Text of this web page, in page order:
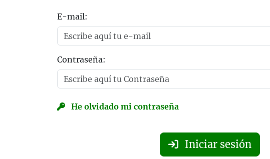
E-mail:
Contraseña:
He olvidado mi contraseña
Iniciar sesión